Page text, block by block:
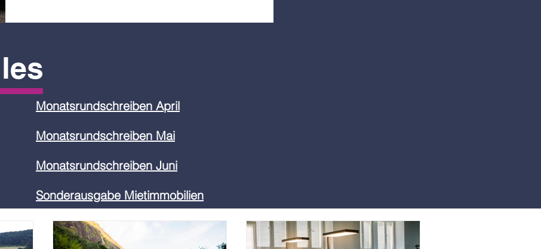
Monatsrundschreiben April
Monatsrundschreiben Mai
Monatsrundschreiben Juni
Sonderausgabe Mietimmobilien